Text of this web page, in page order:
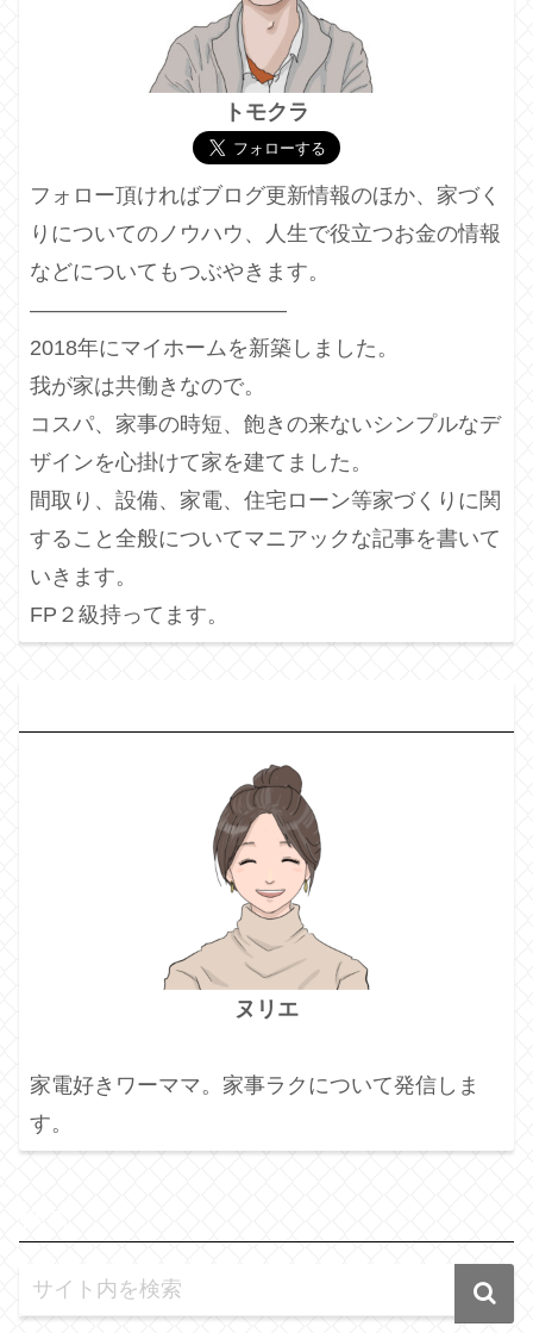
トモクラ
フォロー頂ければブログ更新情報のほか、家づく
りについてのノウハウ、人生で役立つお金の情報
などについてもつぶやきます。
————————————
2018年にマイホームを新築しました。
我が家は共働きなので。
コスパ、家事の時短、飽きの来ないシンプルなデ
ザインを心掛けて家を建てました。
間取り、設備、家電、住宅ローン等家づくりに関
すること全般についてマニアックな記事を書いて
いきます。
FP２級持ってます。
ヌリエ
家電好きワーママ。家事ラクについて発信しま
す。